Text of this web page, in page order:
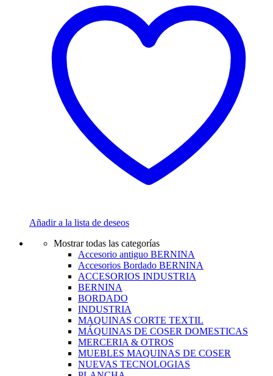
Añadir a la lista de deseos
Mostrar todas las categorías
Accesorio antiguo BERNINA
Accesorios Bordado BERNINA
ACCESORIOS INDUSTRIA
BERNINA
BORDADO
INDUSTRIA
MAQUINAS CORTE TEXTIL
MÁQUINAS DE COSER DOMESTICAS
MERCERIA & OTROS
MUEBLES MAQUINAS DE COSER
NUEVAS TECNOLOGIAS